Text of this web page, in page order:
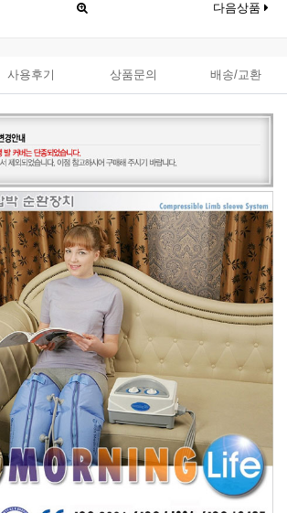
다음상품
사용후기 상품문의 배송/교환